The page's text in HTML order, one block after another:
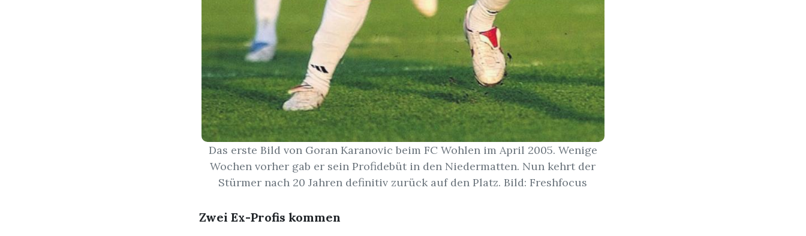
Das erste Bild von Goran Karanovic beim FC Wohlen im April 2005. Wenige
Wochen vorher gab er sein Profidebüt in den Niedermatten. Nun kehrt der
Stürmer nach 20 Jahren definitiv zurück auf den Platz. Bild: Freshfocus
Zwei Ex-Profis kommen